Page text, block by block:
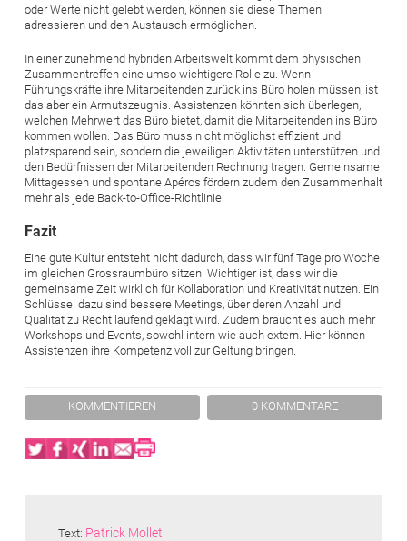
oder Werte nicht gelebt werden, können sie diese Themen
adressieren und den Austausch ermöglichen.
In einer zunehmend hybriden Arbeitswelt kommt dem physischen
Zusammentreffen eine umso wichtigere Rolle zu. Wenn
Führungskräfte ihre Mitarbeitenden zurück ins Büro holen müssen, ist
das aber ein Armutszeugnis. Assistenzen könnten sich überlegen,
welchen Mehrwert das Büro bietet, damit die Mitarbeitenden ins Büro
kommen wollen. Das Büro muss nicht möglichst effizient und
platzsparend sein, sondern die jeweiligen Aktivitäten unterstützen und
den Bedürfnissen der Mitarbeitenden Rechnung tragen. Gemeinsame
Mittagessen und spontane Apéros fördern zudem den Zusammenhalt
mehr als jede Back-to-Office-Richtlinie.
Fazit
Eine gute Kultur entsteht nicht dadurch, dass wir fünf Tage pro Woche
im gleichen Grossraumbüro sitzen. Wichtiger ist, dass wir die
gemeinsame Zeit wirklich für Kollaboration und Kreativität nutzen. Ein
Schlüssel dazu sind bessere Meetings, über deren Anzahl und
Qualität zu Recht laufend geklagt wird. Zudem braucht es auch mehr
Workshops und Events, sowohl intern wie auch extern. Hier können
Assistenzen ihre Kompetenz voll zur Geltung bringen.
KOMMENTIEREN 0 KOMMENTARE
Twitter
Facebook
XING
LinkedIn
Email
Print
Text: Patrick Mollet